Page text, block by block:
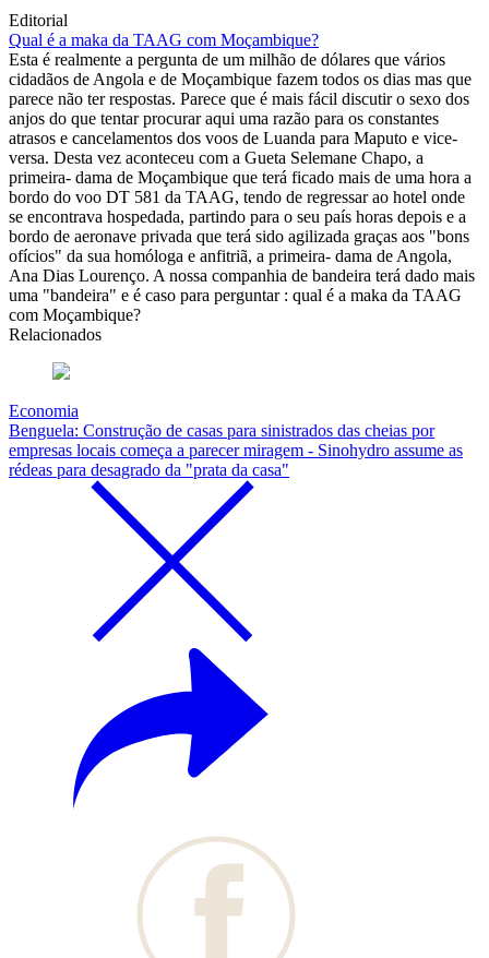
Editorial
Qual é a maka da TAAG com Moçambique?
Esta é realmente a pergunta de um milhão de dólares que vários
cidadãos de Angola e de Moçambique fazem todos os dias mas que
parece não ter respostas. Parece que é mais fácil discutir o sexo dos
anjos do que tentar procurar aqui uma razão para os constantes
atrasos e cancelamentos dos voos de Luanda para Maputo e vice-
versa. Desta vez aconteceu com a Gueta Selemane Chapo, a
primeira- dama de Moçambique que terá ficado mais de uma hora a
bordo do voo DT 581 da TAAG, tendo de regressar ao hotel onde
se encontrava hospedada, partindo para o seu país horas depois e a
bordo de aeronave privada que terá sido agilizada graças aos "bons
ofícios" da sua homóloga e anfitriã, a primeira- dama de Angola,
Ana Dias Lourenço. A nossa companhia de bandeira terá dado mais
uma "bandeira" e é caso para perguntar : qual é a maka da TAAG
com Moçambique?
Relacionados
Economia
Benguela: Construção de casas para sinistrados das cheias por
empresas locais começa a parecer miragem - Sinohydro assume as
rédeas para desagrado da "prata da casa"